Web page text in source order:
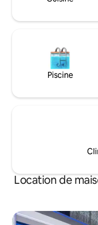
anti-bombes.
courant, un générateur
éclairage dans les
l'immeuble).
Piscine
Location de